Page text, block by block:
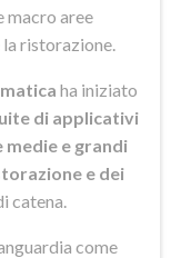
macro aree
ristorazione.
ha iniziato
di applicativi
e grandi
e dei
catena.
come